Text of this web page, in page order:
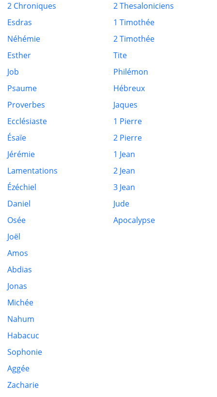
2 Chroniques
Esdras
Néhémie
Esther
Job
Psaume
Proverbes
Ecclésiaste
Ésaïe
Jérémie
Lamentations
Ézéchiel
Daniel
Osée
Joël
Amos
Abdias
Jonas
Michée
Nahum
Habacuc
Sophonie
Aggée
Zacharie
2 Thesaloniciens
1 Timothée
2 Timothée
Tite
Philémon
Hébreux
Jaques
1 Pierre
2 Pierre
1 Jean
2 Jean
3 Jean
Jude
Apocalypse